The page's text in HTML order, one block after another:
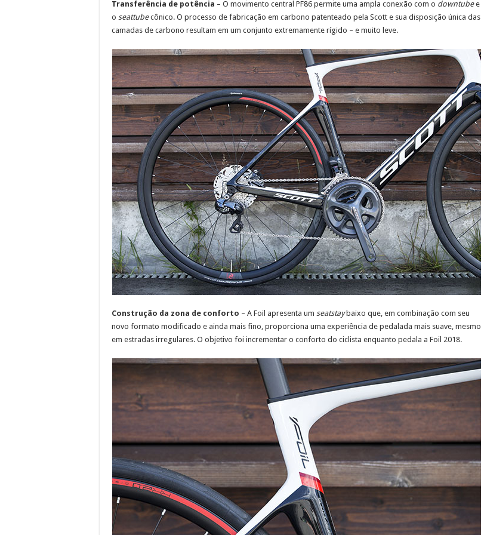
Transferência de potência – O movimento central PF86 permite uma ampla conexão com o downtubee
o seattubecônico. O processo de fabricação em carbono patenteado pela Scott e sua disposição única das
camadas de carbono resultam em um conjunto extremamente rígido – e muito leve.
Construção da zona de conforto – A Foil apresenta um seatstaybaixo que, em combinação com seu
novo formato modificado e ainda mais fino, proporciona uma experiência de pedalada mais suave, mesmo
em estradas irregulares. O objetivo foi incrementar o conforto do ciclista enquanto pedala a Foil 2018.